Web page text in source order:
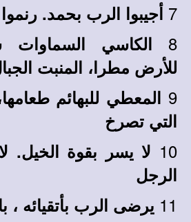
7 أجيبوا الرب بحمد. رنموا
8
الكاسي السماوات
للأرض مطرا، المنبت
9 المعطي للبهائم
التي تصرخ
10 لا يسر بقوة الخيل.
الرجل
11 يرضى الرب بأتقيائه ،